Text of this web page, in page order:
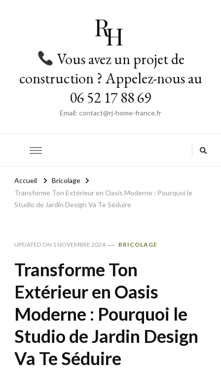
Vous avez un projet de
construction ? Appelez-nous au
06 52 17 88 69
Email: contact@rj-home-france.fr
Accueil
Bricolage
Transforme Ton Extérieur en Oasis Moderne : Pourquoi le
Studio de Jardin Design Va Te Séduire
UPDATED ON 1 NOVEMBRE 2024 BRICOLAGE
Transforme Ton
Extérieur en Oasis
Moderne : Pourquoi le
Studio de Jardin Design
Va Te Séduire